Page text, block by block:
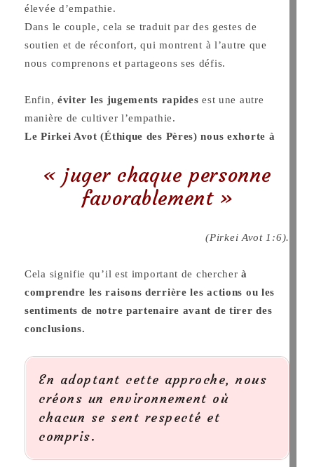
élevée d’empathie.
Dans le couple, cela se traduit par des gestes de
soutien et de réconfort, qui montrent à l’autre que
nous comprenons et partageons ses défis.
Enfin, éviter les jugements rapides est une autre
manière de cultiver l’empathie.
Le Pirkei Avot (Éthique des Pères) nous exhorte à
« juger chaque personne
favorablement »
(Pirkei Avot 1:6).
Cela signifie qu’il est important de chercherà
comprendre les raisons derrière les actions ou les
sentiments de notre partenaire avant de tirer des
conclusions.
En adoptant cette approche, nous
créons un environnement où
chacun se sent respecté et
compris.